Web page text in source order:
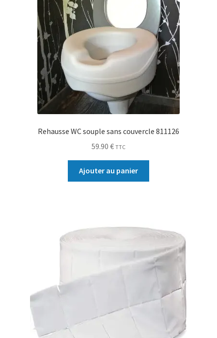
Rehausse WC souple sans couvercle 811126
59.90 € TTC
Ajouter au panier